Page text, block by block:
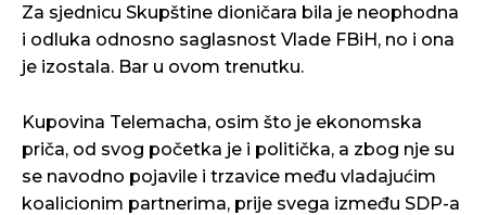
Za sjednicu Skupštine dioničara bila je neophodna
i odluka odnosno saglasnost Vlade FBiH, no i ona
je izostala. Bar u ovom trenutku.
Kupovina Telemacha, osim što je ekonomska
priča, od svog početka je i politička, a zbog nje su
se navodno pojavile i trzavice među vladajućim
koalicionim partnerima, prije svega između SDP-a